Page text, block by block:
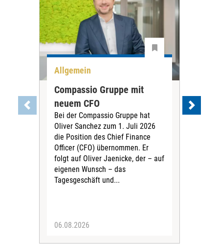
Allgemein
Compassio Gruppe mit
neuem CFO
Bei der Compassio Gruppe hat
Oliver Sanchez zum 1. Juli 2026
die Position des Chief Finance
Officer (CFO) übernommen. Er
folgt auf Oliver Jaenicke, der – auf
eigenen Wunsch – das
Tagesgeschäft und...
06.08.2026